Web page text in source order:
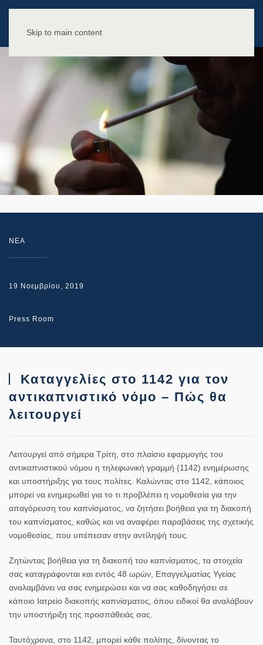
Skip to main content
NEA
19 Νοεμβρίου, 2019
Press Room
Καταγγελίες στο 1142 για τον
αντικαπνιστικό νόμο – Πώς θα
λειτουργεί
Λειτουργεί από σήμερα Τρίτη, στο πλαίσιο εφαρμογής του
αντικαπνιστικού νόμου η τηλεφωνική γραμμή (1142) ενημέρωσης
και υποστήριξης για τους πολίτες. Καλώντας στο 1142, κάποιος
μπορεί να ενημερωθεί για το τι προβλέπει η νομοθεσία για την
απαγόρευση του καπνίσματος, να ζητήσει βοήθεια για τη διακοπή
του καπνίσματος , καθώς και να αναφέρει παραβάσεις της σχετικής
νομοθεσίας , που υπέπεσαν στην αντίληψή τους.
Ζητώντας βοήθεια για τη διακοπή του καπνίσματος, τα στοιχεία
σας καταγράφονται και εντός 48 ωρών, Επαγγελματίας Υγείας
αναλαμβάνει να σας ενημερώσει και να σας καθοδηγήσει σε
κάποιο Ιατρείο διακοπής καπνίσματος, όπου ειδικοί θα αναλάβουν
την υποστήριξη της προσπάθειάς σας.
Ταυτόχρονα, στο 1142, μπορεί κάθε πολίτης, δίνοντας το